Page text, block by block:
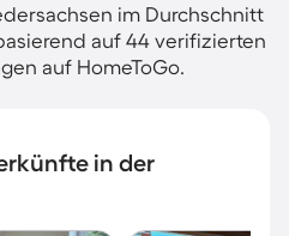
im Durchschnitt
auf 44 verifizierten
auf HomeToGo.
in der